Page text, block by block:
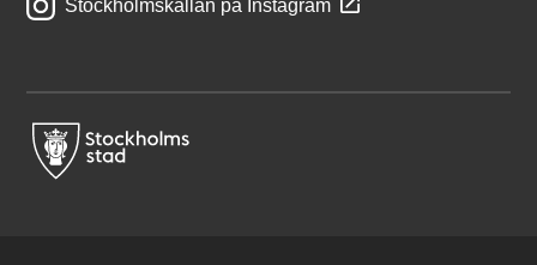
Stockholmskällan på Instagram